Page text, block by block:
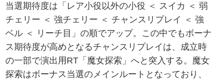
当選期待度は「レア小役以外の小役 ＜ スイカ ＜ 弱
チェリー ＜ 強チェリー ＜ チャンスリプレイ ＜ 強
ベル ＜ リーチ目」の順でアップ。この中でもボーナ
ス期待度が高めとなるチャンスリプレイは、成立時
の一部で演出用RT「魔女探索」へと突入する。魔女
探索はボーナス当選のメインルートとなっており、